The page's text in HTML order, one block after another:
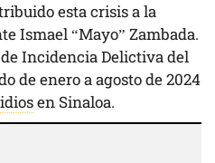
esta crisis a la
Ismael “Mayo” Zambada.
Incidencia Delictiva del
de enero a agosto de 2024
en Sinaloa.